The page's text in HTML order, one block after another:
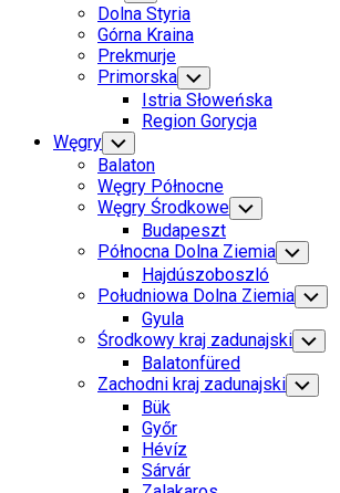
Child
Menu
Dolna Styria
Górna Kraina
Prekmurje
Primorska Toggle
Child
Menu
Istria Słoweńska
Region Gorycja
Węgry Toggle
Child
Menu
Balaton
Węgry Północne
Węgry Środkowe Toggle
Child
Menu
Budapeszt
Północna Dolna Ziemia Toggle
Child
Menu
Hajdúszoboszló
Południowa Dolna Ziemia Toggle
Child
Menu
Gyula
Środkowy kraj zadunajski Toggle
Child
Menu
Balatonfüred
Zachodni kraj zadunajski Toggle
Child
Bük
Győr
Hévíz
Sárvár